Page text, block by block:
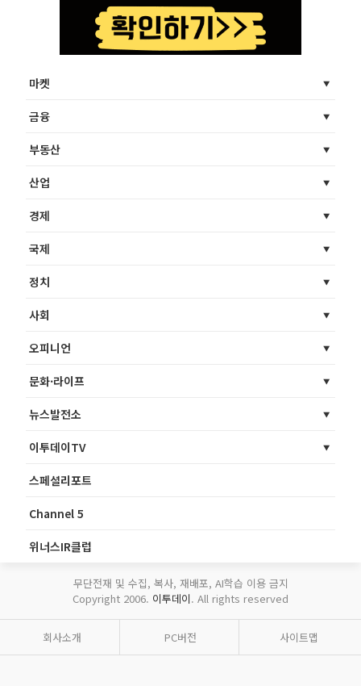
마켓
금융
부동산
산업
경제
국제
정치
사회
오피니언
문화·라이프
뉴스발전소
이투데이TV
스페셜리포트
Channel 5
위너스IR클럽
무단전재 및 수집, 복사, 재배포, AI학습 이용 금지
Copyright 2006. 이투데이. All rights reserved
회사소개 PC버전 사이트맵